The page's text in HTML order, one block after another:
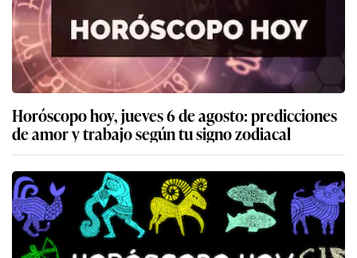
Horóscopo hoy, jueves 6 de agosto: predicciones
de amor y trabajo según tu signo zodiacal